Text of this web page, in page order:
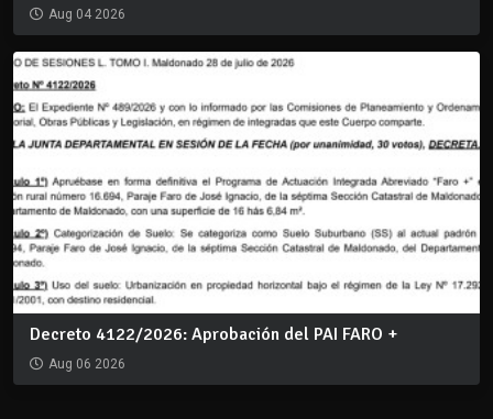
Aug 04 2026
Decreto 4122/2026: Aprobación del PAI FARO +
Aug 06 2026